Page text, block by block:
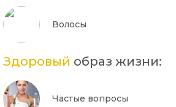
Волосы
Здоровый образ жизни:
Частые вопросы